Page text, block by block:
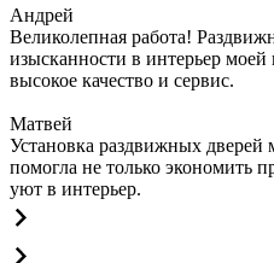
Андрей
Великолепная работа!
изысканности в интерьер моей
высокое качество и сервис.
Матвей
Установка раздвижных дверей
помогла не только экономить
уют в интерьер.